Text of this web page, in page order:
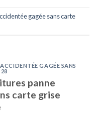
gagée sans carte
GAGÉE SANS
panne
carte grise